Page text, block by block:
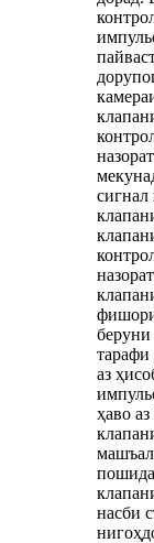
сигнал
аз
ҳаво
насби